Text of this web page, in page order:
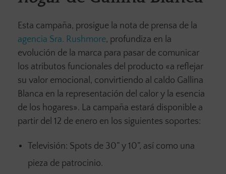
Esta campaña, prosigue la nota de prensa de la
agencia Sra. Rushmore, profundiza en la
evolución de la marca para pasar de comunicar
los atributos funcionales del producto «a reflejar
su valor emocional, convirtiendo al caldo Gallina
Blanca en la representación del calor y la esencia
de los hogares». La campaña estará disponible a
partir del 12 de enero en los siguientes soportes:
Televisión: Spots de 30” y 10”, así como una
pieza de patrocinio.